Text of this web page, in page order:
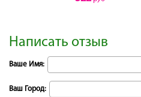
Написать отзыв
Ваше Имя:
Ваш Город: